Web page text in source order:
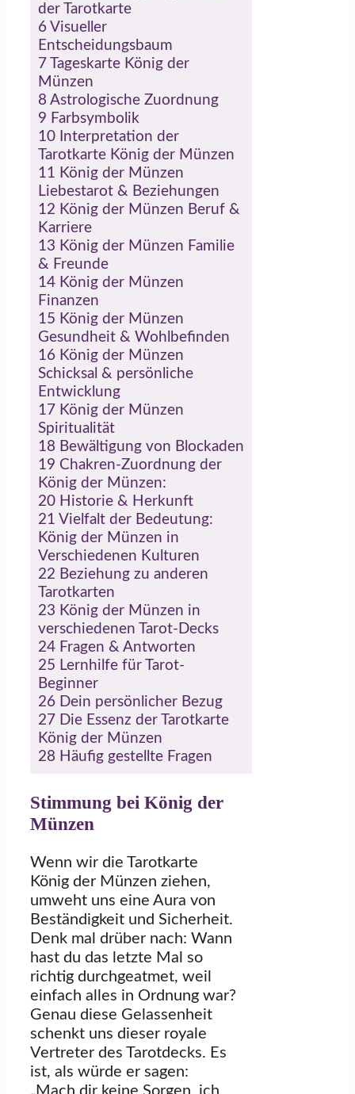
der Tarotkarte
6 Visueller
Entscheidungsbaum
7 Tageskarte König der
Münzen
8 Astrologische Zuordnung
9 Farbsymbolik
10 Interpretation der
Tarotkarte König der Münzen
11 König der Münzen
Liebestarot & Beziehungen
12 König der Münzen Beruf &
Karriere
13 König der Münzen Familie
& Freunde
14 König der Münzen
Finanzen
15 König der Münzen
Gesundheit & Wohlbefinden
16 König der Münzen
Schicksal & persönliche
Entwicklung
17 König der Münzen
Spiritualität
18 Bewältigung von Blockaden
19 Chakren-Zuordnung der
König der Münzen:
20 Historie & Herkunft
21 Vielfalt der Bedeutung:
König der Münzen in
Verschiedenen Kulturen
22 Beziehung zu anderen
Tarotkarten
23 König der Münzen in
verschiedenen Tarot-Decks
24 Fragen & Antworten
25 Lernhilfe für Tarot-
Beginner
26 Dein persönlicher Bezug
27 Die Essenz der Tarotkarte
König der Münzen
28 Häufig gestellte Fragen
Stimmung bei König der
Münzen
Wenn wir die Tarotkarte
König der Münzen ziehen,
umweht uns eine Aura von
Beständigkeit und Sicherheit.
Denk mal drüber nach: Wann
hast du das letzte Mal so
richtig durchgeatmet, weil
einfach alles in Ordnung war?
Genau diese Gelassenheit
schenkt uns dieser royale
Vertreter des Tarotdecks. Es
ist, als würde er sagen: